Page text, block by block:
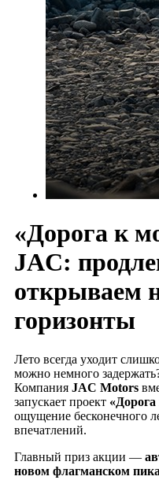
«Дорога к
JAC:
открываем
горизонты
Лето всегда уходит
можно немного
Компания JAC Motors
запускает проект
ощущение бесконечного
впечатлений.
Главный приз акции —
новом флагманском